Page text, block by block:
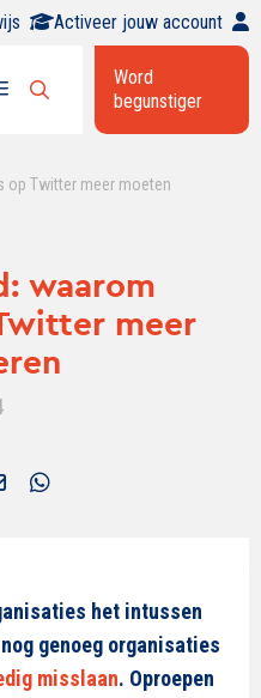
Activeer jouw account
Open
zoekbalk
Word
begunstiger
op Twitter meer moeten
waarom
meer
het intussen
genoeg organisaties
misslaan. Oproepen